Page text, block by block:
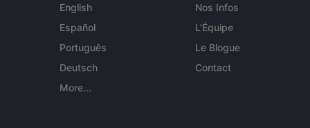
English
Español
Português
Deutsch
More...
Nos Infos
L'Équipe
Le Blogue
Contact